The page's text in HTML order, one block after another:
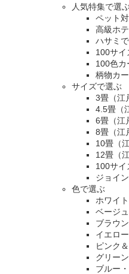
人気特集で選ぶ
ペット
高級ホ
ハサミ
100サイ
100色カ
柄物カ
サイズで選ぶ
3畳（江
4.5畳（
6畳（江
8畳（江
10畳（
12畳（
100サイ
ジョイ
色で選ぶ
ホワイ
ベージ
ブラウ
イエロ
ピンク
グリー
ブルー